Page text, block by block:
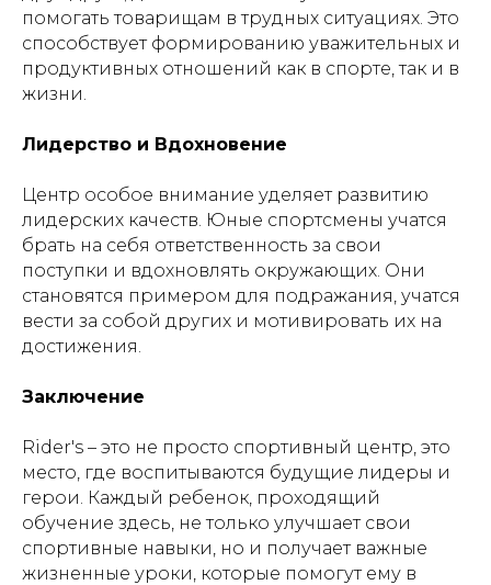
помогать товарищам в трудных ситуациях. Это
способствует формированию уважительных и
продуктивных отношений как в спорте, так и в
жизни.
Лидерство и Вдохновение
Центр особое внимание уделяет развитию
лидерских качеств. Юные спортсмены учатся
брать на себя ответственность за свои
поступки и вдохновлять окружающих. Они
становятся примером для подражания, учатся
вести за собой других и мотивировать их на
достижения.
Заключение
Rider's – это не просто спортивный центр, это
место, где воспитываются будущие лидеры и
герои. Каждый ребенок, проходящий
обучение здесь, не только улучшает свои
спортивные навыки, но и получает важные
жизненные уроки, которые помогут ему в